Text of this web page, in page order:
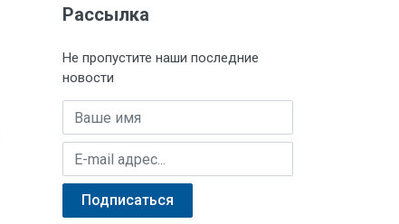
Рассылка
Не пропустите наши последние
новости
Имя
E-mail адрес
Подписаться